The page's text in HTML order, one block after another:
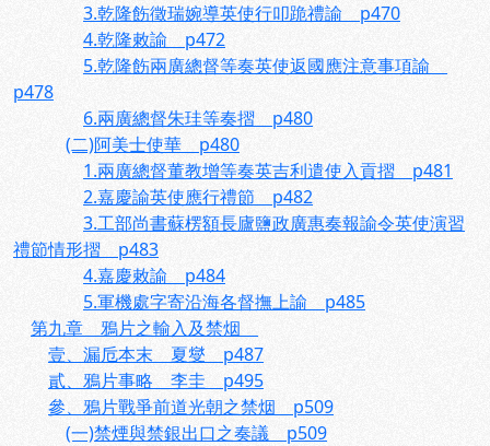
3.乾隆飭徵瑞婉導英使行叩跪禮諭 p470
4.乾隆敕諭 p472
5.乾隆飭兩廣總督等奏英使返國應注意事項諭
p478
6.兩廣總督朱珪等奏摺 p480
(二)阿美士使華 p480
1.兩廣總督董教增等奏英吉利遣使入貢摺 p481
2.嘉慶諭英使應行禮節 p482
3.工部尚書蘇楞額長廬鹽政廣惠奏報諭令英使演習
禮節情形摺 p483
4.嘉慶敕諭 p484
5.軍機處字寄沿海各督撫上諭 p485
第九章 鴉片之輸入及禁烟
壹、漏卮本末 夏燮 p487
貳、鴉片事略 李圭 p495
參、鴉片戰爭前道光朝之禁烟 p509
(一)禁煙與禁銀出口之奏議 p509